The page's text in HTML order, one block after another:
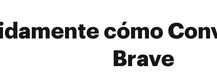
cómo
Brave